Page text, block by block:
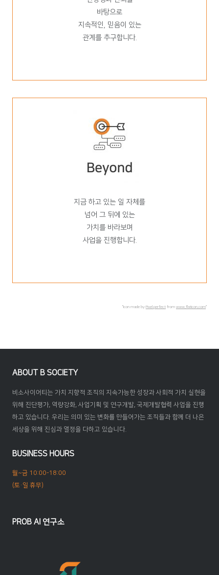
바탕으로
지속적인, 믿음이 있는
관계를 추구합니다.
지금 하고 있는 일 자체를
넘어 그 뒤에 있는
가치를 바라보며
사업을 진행합니다.
"Icon made byPixel perfect fromwww.flaticon.com"
ABOUT B SOCIETY
비소사이어티는 가치 지향적 조직의 지속가능한 성장과 사회적 가치 실현을
위해 진단평가, 역량강화, 사업기획 및 연구개발, 국제개발협력 사업을 진행
하고 있습니다. 우리는 의미 있는 변화를 만들어가는 조직들과 함께 더 나은
세상을 위해 진심과 열정을 다하고 있습니다.
BUSINESS HOURS
월~금 10:00-18:00
(토·일 휴무)
PROB AI 연구소